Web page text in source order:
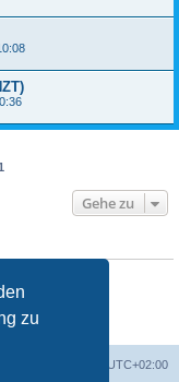
zu
Gehe zu
UTC+02:00